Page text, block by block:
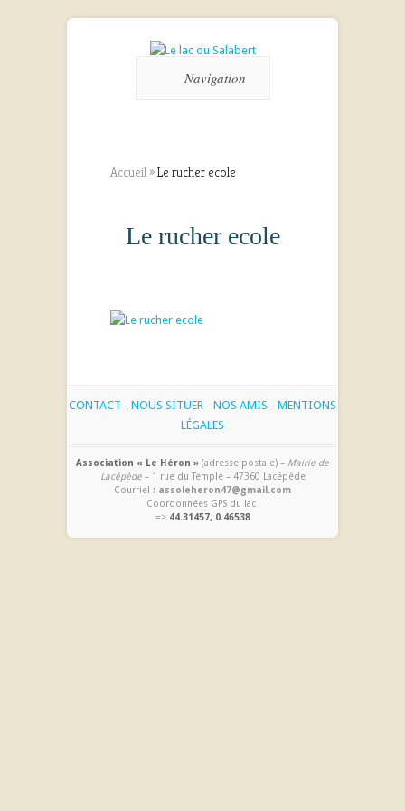
Navigation
Accueil »Le rucher ecole
Le rucher ecole
CONTACT - NOUS SITUER - NOS AMIS - MENTIONS
LÉGALES
Association « Le Héron » (adresse postale) – Mairie de
Lacépède– 1 rue du Temple – 47360 Lacépède
Courriel : assoleheron47@gmail.com
Coordonnées GPS du lac
=> 44.31457, 0.46538